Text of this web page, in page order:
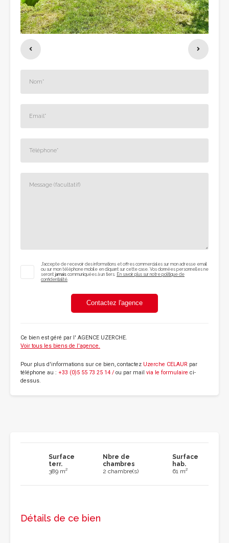
J'accepte de recevoir des informations et offres commerciales sur mon adresse email
ou sur mon téléphone mobile en cliquant sur cette case. Vos données personnelles ne
seront jamais communiquées à un tiers. En savoir plus sur notre politique de
confidentialité.
Contactez l'agence
Ce bien est géré par l' AGENCE UZERCHE.
Voir tous les biens de l'agence.
Pour plus d'informations sur ce bien, contactez Uzerche CELAUR par
téléphone au : +33 (0)5 55 73 25 14 / ou par mail via le formulaire ci-
dessus.
Surface
terr.
389 m²
Nbre de
chambres
2 chambre(s)
Surface
hab.
61 m²
Détails de ce bien